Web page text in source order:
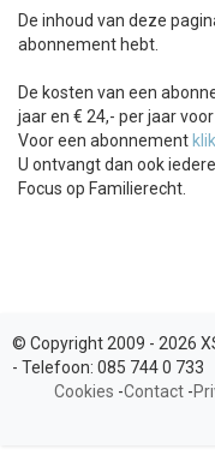
De inhoud van deze
abonnement hebt.
De kosten van een
jaar en € 24,- per jaar
Voor een abonnement
U ontvangt dan ook
Focus op Familierecht.
© Copyright 2009 - 2026
- Telefoon: 085 744 0
Cookies -Contact -